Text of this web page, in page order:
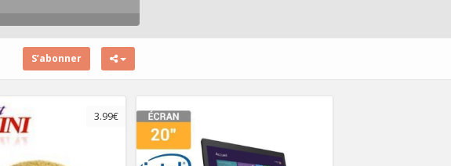
S’abonner
3.99€